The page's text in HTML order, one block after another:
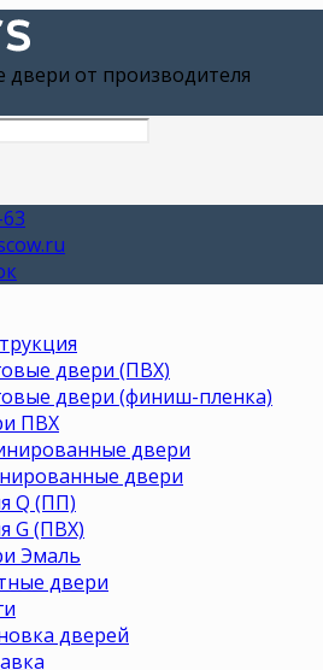
от производителя
двери (ПВХ)
двери (финиш-пленка)
ПВХ
двери
двери
Q (ПП)
G (ПВХ)
Эмаль
двери
дверей